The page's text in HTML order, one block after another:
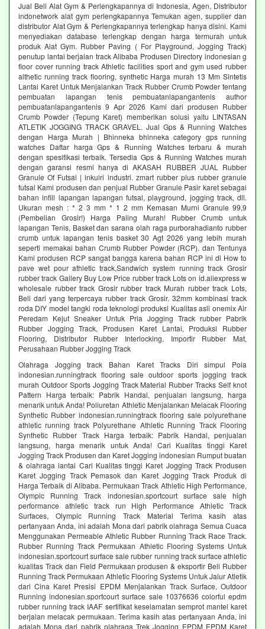
Jual Beli Alat Gym & Perlengkapannya di Indonesia, Agen, Distributor
indonetwork alat gym perlengkapannya Temukan agen, supplier dan
distributor Alat Gym & Perlengkapannya terlengkap hanya disini. Kami
menyediakan database terlengkap dengan harga termurah untuk
produk Alat Gym. Rubber Paving ( For Playground, Jogging Track)
penutup lantai berjalan track Alibaba Produsen Directory indonesian g
floor cover running track Athletic facilities sport and gym used rubber
althetic running track flooring, synthetic Harga murah 13 Mm Sintetis
Lantai Karet Untuk Menjalankan Track Rubber Crumb Powder tentang
pembuatan lapangan tenis pembuatanlapangantenis author
pembuatanlapangantenis 9 Apr 2026 Kami dari produsen Rubber
Crumb Powder (Tepung Karet) memberikan solusi yaitu LINTASAN
ATLETIK JOGGING TRACK GRAVEL. Jual Gps & Running Watches
dengan Harga Murah | Bhinneka bhinneka category gps running
watches Daftar harga Gps & Running Watches terbaru & murah
dengan spesifikasi terbaik. Tersedia Gps & Running Watches murah
dengan garansi resmi hanya di AKASAH RUBBER JUAL Rubber
Granule Of Futsal | inkuiri industri. zmart rubber plus rubber granule
futsal Kami produsen dan penjual Rubber Granule Pasir karet sebagai
bahan infill lapangan lapangan futsal, playground, jogging track, dll.
Ukuran mesh : * 2 3 mm * 1 2 mm Kemasan Murni Granule 99,9
(Pembelian Grosir!) Harga Paling Murah! Rubber Crumb untuk
lapangan Tenis, Basket dan sarana olah raga purborahadianto rubber
crumb untuk lapangan tenis basket 30 Agt 2026 yang lebih murah
seperti memakai bahan Crumb Rubber Powder (RCP). dan Tentunya
Kami produsen RCP sangat bangga karena bahan RCP ini di How to
pave wet pour athletic track,Sandwich system running track Grosir
rubber track Gallery Buy Low Price rubber track Lots on id.aliexpress w
wholesale rubber track Grosir rubber track Murah rubber track Lots,
Beli dari yang terpercaya rubber track Grosir. 32mm kombinasi track
roda DIY model tangki roda teknologi produksi Kualitas asli onemix Air
Peredam Kejut Sneaker Untuk Pria Jogging Track rubber Pabrik
Rubber Jogging Track, Produsen Karet Lantai, Produksi Rubber
Flooring, Distributor Rubber Interlocking, Importir Rubber Mat,
Perusahaan Rubber Jogging Track
Olahraga Jogging track Bahan Karet Tracks Diri simpul Pola
indonesian.runningtrack flooring sale outdoor sports jogging track
murah Outdoor Sports Jogging Track Material Rubber Tracks Self knot
Pattern Harga terbaik: Pabrik Handal, penjualan langsung, harga
menarik untuk Anda! Poliuretan Athletic Menjalankan Melacak Flooring
Synthetic Rubber indonesian.runningtrack flooring sale polyurethane
athletic running track Polyurethane Athletic Running Track Flooring
Synthetic Rubber Track Harga terbaik: Pabrik Handal, penjualan
langsung, harga menarik untuk Anda! Cari Kualitas tinggi Karet
Jogging Track Produsen dan Karet Jogging indonesian Rumput buatan
& olahraga lantai Cari Kualitas tinggi Karet Jogging Track Produsen
Karet Jogging Track Pemasok dan Karet Jogging Track Produk di
Harga Terbaik di Alibaba. Permukaan Track Athletic High Performance,
Olympic Running Track indonesian.sportcourt surface sale high
performance athletic track run High Performance Athletic Track
Surfaces, Olympic Running Track Material Terima kasih atas
pertanyaan Anda, ini adalah Mona dari pabrik olahraga Semua Cuaca
Menggunakan Permeable Athletic Rubber Running Track Race Track.
Rubber Running Track Permukaan Athletic Flooring Systems Untuk
indonesian.sportcourt surface sale rubber running track surface athletic
kualitas Track dan Field Permukaan produsen & eksportir Beli Rubber
Running Track Permukaan Athletic Flooring Systems Untuk Jalur Atletik
dari Cina Karet Presisi EPDM Menjalankan Track Surface, Outdoor
Running indonesian.sportcourt surface sale 10376636 colorful epdm
rubber running track IAAF sertifikat keselamatan semprot mantel karet
berjalan melacak permukaan. Terima kasih atas pertanyaan Anda, ini
adalah Mona dari pabrik olahraga Trek Jogging EPDM EPDM Karet